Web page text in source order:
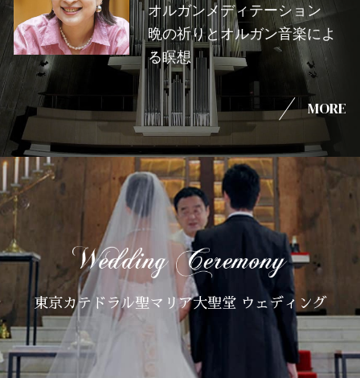
オルガンメディテーション
晩の祈りとオルガン音楽によ
る瞑想
MORE
東京カテドラル聖マリア大聖堂 ウェディング